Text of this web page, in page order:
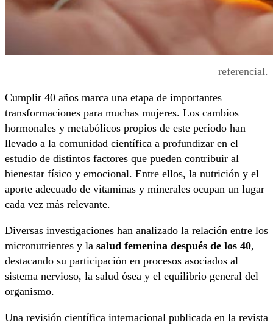
referencial.
Cumplir 40 años marca una etapa de importantes
transformaciones para muchas mujeres. Los cambios
hormonales y metabólicos propios de este período han
llevado a la comunidad científica a profundizar en el
estudio de distintos factores que pueden contribuir al
bienestar físico y emocional. Entre ellos, la nutrición y el
aporte adecuado de vitaminas y minerales ocupan un lugar
cada vez más relevante.
Diversas investigaciones han analizado la relación entre los
micronutrientes y la salud femenina después de los 40,
destacando su participación en procesos asociados al
sistema nervioso, la salud ósea y el equilibrio general del
organismo.
Una revisión científica internacional publicada en la revista